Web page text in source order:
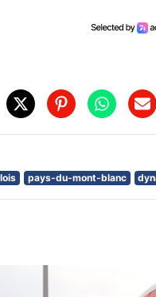
pays-du-mont-blanc